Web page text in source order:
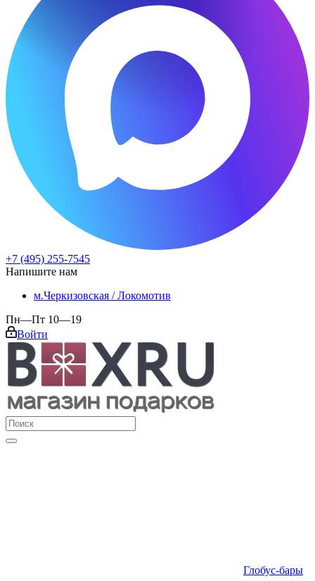
+7 (495) 255-7545
Напишите нам
м.Черкизовская / Локомотив
Пн—Пт 10—19
Войти
Глобус-бары